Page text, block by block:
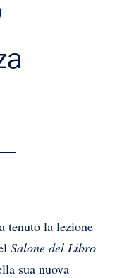
tenuto la lezione
Salone del Libro
sua nuova